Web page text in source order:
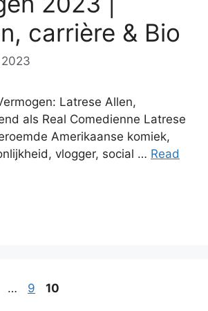
carrière & Bio
Latrese Allen,
als Real Comedienne Latrese
Amerikaanse komiek,
vlogger, social … Read
… Page
9 Page
10